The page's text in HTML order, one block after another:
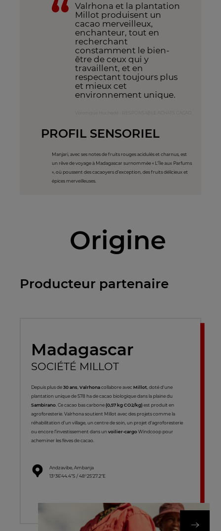
Valrhona et la plantation
Millot produisent un
cacao merveilleux,
enchanteur, tout en
recherchant
constamment le bien-
être de ceux qui y
travaillent, et en
respectant toujours plus
et mieux cet
environnement unique.
PROFIL SENSORIEL
Manjari, avec ses notes de fruits rouges acidulés et charnus, est
un rêve de voyage à Madagascar surnommée « L’Île aux Parfums
», où poussent des cacaoyers d’exception, des fruits délicieux et
épices merveilleuses.
Origine
Producteur partenaire
Madagascar
SOCIÉTÉ MILLOT
Depuis plus de30 ans ,Valrhonacollabore avec Millot , doté d'une
plantation unique de 578 ha de cacao biologique dans la plaine du
Sambirano . Ce cacao bas carbone(0,57 kg CO2/kg)est produit en
agroforesterie. Valrhona soutient Millot avec des projets comme la
réhabilitation d’un village, un centre de soin, un projet d'agroforesterie
ou encore l’investissement dans unvoilier-cargoWindcoop pour
acheminer les fèves de cacao.
Andzavibe, Ambanja
13°36’44.4”S / 48°25’27.2”E
DÉCOUVREZ